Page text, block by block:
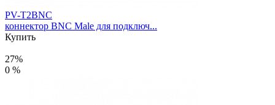
PV-T2BNC
коннектор BNC Male для подключ...
Купить
27%
0 %